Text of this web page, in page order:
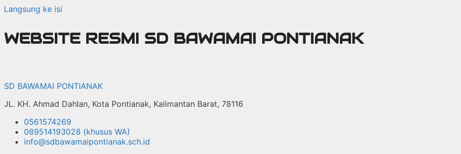
Langsung ke isi
WEBSITE RESMI SD BAWAMAI PONTIANAK
SD BAWAMAI PONTIANAK
JL. KH. Ahmad Dahlan, Kota Pontianak, Kalimantan Barat, 78116
0561574269
089514193028 (khusus WA)
info@sdbawamaipontianak.sch.id